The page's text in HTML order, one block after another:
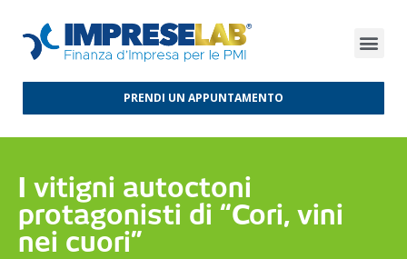
PRENDI UN APPUNTAMENTO
I vitigni autoctoni
protagonisti di “Cori, vini
nei cuori”